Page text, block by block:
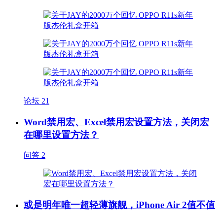
论坛 21
Word禁用宏、Excel禁用宏设置方法，关闭宏
在哪里设置方法？
问答 2
或是明年唯一超轻薄旗舰，iPhone Air 2值不值